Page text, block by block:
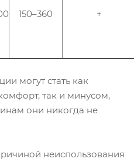
150–360 +
могут стать как
так и минусом,
они никогда не
неиспользования